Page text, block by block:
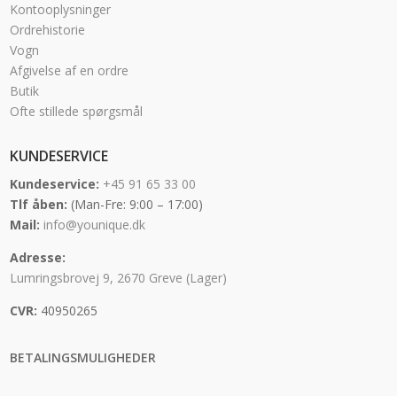
Kontooplysninger
Ordrehistorie
Vogn
Afgivelse af en ordre
Butik
Ofte stillede spørgsmål
KUNDESERVICE
Kundeservice: +45 91 65 33 00
Tlf åben: (Man-Fre: 9:00 – 17:00)
Mail: info@younique.dk
Adresse:
Lumringsbrovej 9, 2670 Greve (Lager)
CVR: 40950265
BETALINGSMULIGHEDER